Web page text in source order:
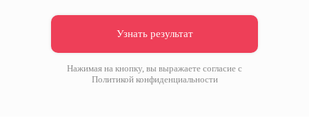
Узнать результат
Нажимая на кнопку, вы выражаете согласие с
Политикой конфиденциальности